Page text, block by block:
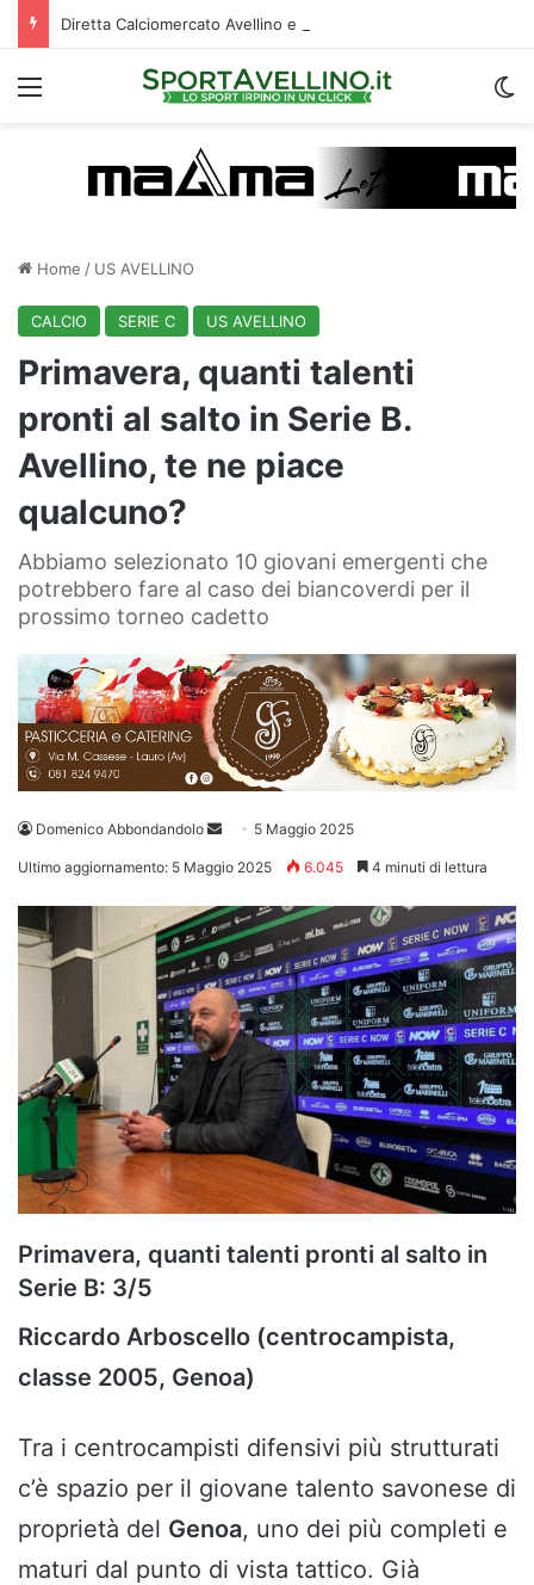
Menu
Home / US AVELLINO
CALCIO SERIE C US AVELLINO
Primavera, quanti talenti
pronti al salto in Serie B.
Avellino, te ne piace
qualcuno?
Abbiamo selezionato 10 giovani emergenti che
potrebbero fare al caso dei biancoverdi per il
prossimo torneo cadetto
Domenico Abbondandolo
Invia 5 Maggio 2025
Ultimo aggiornamento: 5 Maggio 2025 6.045 4 minuti di lettura
Primavera, quanti talenti pronti al salto in
Serie B: 3/5
Riccardo Arboscello (centrocampista,
classe 2005, Genoa)
Tra i centrocampisti difensivi più strutturati
c’è spazio per il giovane talento savonese di
proprietà del Genoa, uno dei più completi e
maturi dal punto di vista tattico. Già